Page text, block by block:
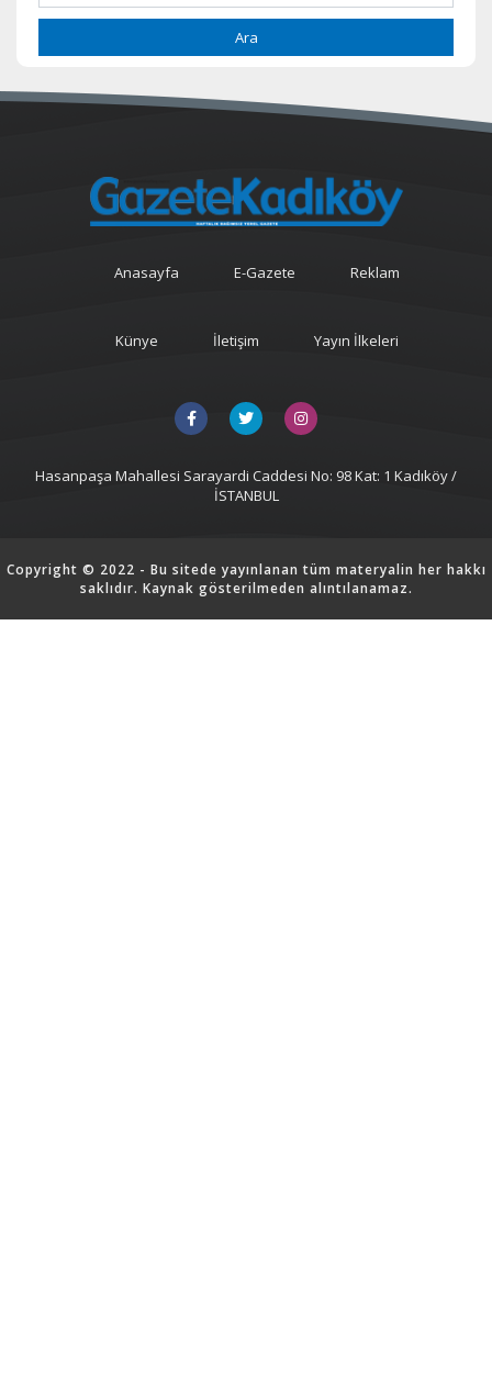
Ara
Anasayfa E-Gazete Reklam
Künye İletişim Yayın İlkeleri
Hasanpaşa Mahallesi Sarayardi Caddesi No: 98 Kat: 1 Kadıköy /
İSTANBUL
Copyright © 2022 - Bu sitede yayınlanan tüm materyalin her hakkı
saklıdır. Kaynak gösterilmeden alıntılanamaz.